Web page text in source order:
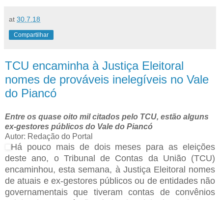
at 30.7.18
Compartilhar
TCU encaminha à Justiça Eleitoral
nomes de prováveis inelegíveis no Vale
do Piancó
Entre os quase oito mil citados pelo TCU, estão alguns
ex-gestores públicos do Vale do Piancó
Autor: Redação do Portal
Há pouco mais de dois meses para as eleições
deste ano, o Tribunal de Contas da União (TCU)
encaminhou, esta semana, à Justiça Eleitoral nomes
de atuais e ex-gestores públicos ou de entidades não
governamentais que tiveram contas de convênios